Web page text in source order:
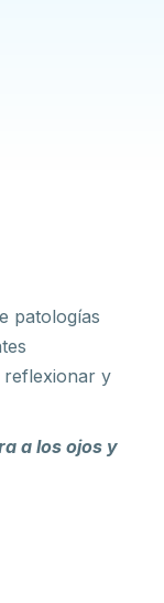
patologías
reflexionar y
a los ojos y